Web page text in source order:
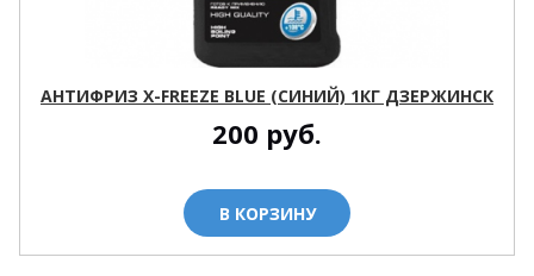
АНТИФРИЗ X-FREEZE BLUE (СИНИЙ) 1КГ ДЗЕРЖИНСК
200 руб.
В КОРЗИНУ